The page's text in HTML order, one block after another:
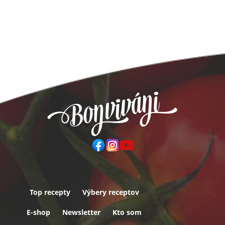
Top recepty Výbery receptov
E-shop Newsletter Kto som